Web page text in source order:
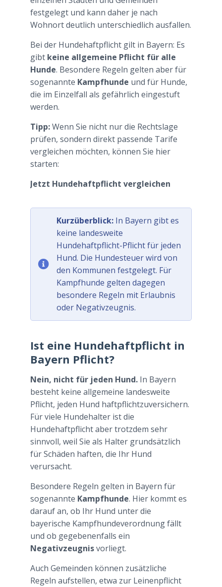
festgelegt und kann daher je nach
Wohnort deutlich unterschiedlich ausfallen.
Bei der Hundehaftpflicht gilt in Bayern: Es
gibt keine allgemeine Pflicht für alle
Hunde. Besondere Regeln gelten aber für
sogenannte Kampfhunde und für Hunde,
die im Einzelfall als gefährlich eingestuft
werden.
Tipp:Wenn Sie nicht nur die Rechtslage
prüfen, sondern direkt passende Tarife
vergleichen möchten, können Sie hier
starten:
Jetzt Hundehaftpflicht vergleichen
Kurzüberblick:In Bayern gibt es
keine landesweite
Hundehaftpflicht-Pflicht für jeden
Hund. Die Hundesteuer wird von
den Kommunen festgelegt. Für
Kampfhunde gelten dagegen
besondere Regeln mit Erlaubnis
oder Negativzeugnis.
Ist eine Hundehaftpflicht in
Bayern Pflicht?
Nein, nicht für jeden Hund.In Bayern
besteht keine allgemeine landesweite
Pflicht, jeden Hund haftpflichtzuversichern.
Für viele Hundehalter ist die
Hundehaftpflicht aber trotzdem sehr
sinnvoll, weil Sie als Halter grundsätzlich
für Schäden haften, die Ihr Hund
verursacht.
Besondere Regeln gelten in Bayern für
sogenannte Kampfhunde. Hier kommt es
darauf an, ob Ihr Hund unter die
bayerische Kampfhundeverordnung fällt
und ob gegebenenfalls ein
Negativzeugnisvorliegt.
Auch Gemeinden können zusätzliche
Regeln aufstellen, etwa zur Leinenpflicht